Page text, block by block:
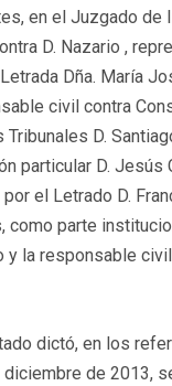
en el Juzgado
D. Nazario ,
Dña. María
civil contra
D.
particular D.
el Letrado D.
como parte
y la responsable
dictó, en los
de 2013,